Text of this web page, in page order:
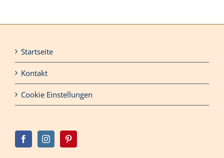
Startseite
Kontakt
Cookie Einstellungen